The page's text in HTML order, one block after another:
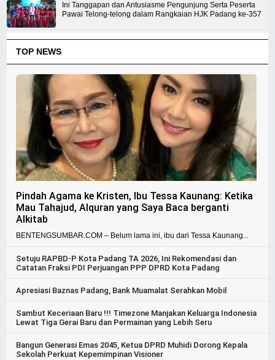
Ini Tanggapan dan Antusiasme Pengunjung Serta Peserta
Pawai Telong-telong dalam Rangkaian HJK Padang ke-357
TOP NEWS
Pindah Agama ke Kristen, Ibu Tessa Kaunang: Ketika
Mau Tahajud, Alquran yang Saya Baca berganti
Alkitab
BENTENGSUMBAR.COM – Belum lama ini, ibu dari Tessa Kaunang...
Setuju RAPBD-P Kota Padang TA 2026, Ini Rekomendasi dan
Catatan Fraksi PDI Perjuangan PPP DPRD Kota Padang
Apresiasi Baznas Padang, Bank Muamalat Serahkan Mobil
Sambut Keceriaan Baru !!! Timezone Manjakan Keluarga Indonesia
Lewat Tiga Gerai Baru dan Permainan yang Lebih Seru
Bangun Generasi Emas 2045, Ketua DPRD Muhidi Dorong Kepala
Sekolah Perkuat Kepemimpinan Visioner